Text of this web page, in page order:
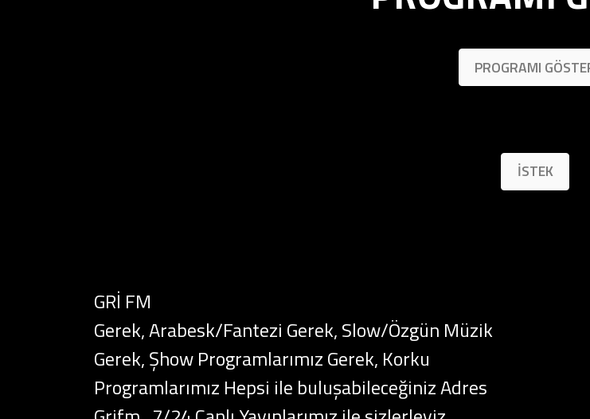
PROGRAMI
İSTEK
GRİ FM
Gerek, Arabesk/Fantezi Gerek, Slow/Özgün Müzik
Gerek, Şhow Programlarımız Gerek, Korku
Programlarımız Hepsi ile buluşabileceğiniz Adres